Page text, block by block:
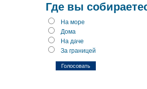
Где вы
На море
Дома
На даче
За границей